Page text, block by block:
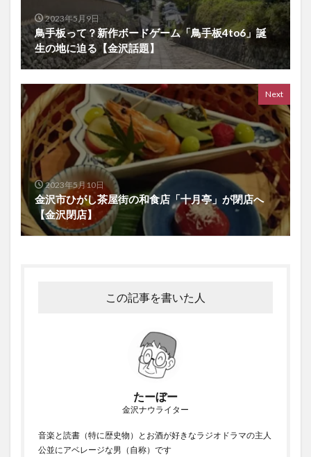
2023年5月9日
鳥手板って？新作ボードゲーム「鳥手板4to6」誕
生の地に迫る【金沢話題】
Next
2023年5月10日
金沢市ひがし茶屋街の和食店「十月亭」が閉店へ
【金沢閉店】
この記事を書いた人
たーぼー
金沢ナウライター
音楽と読書（特に歴史物）とお酒が好きなラジオドラマの主人
公並にアベレージな男（自称）です